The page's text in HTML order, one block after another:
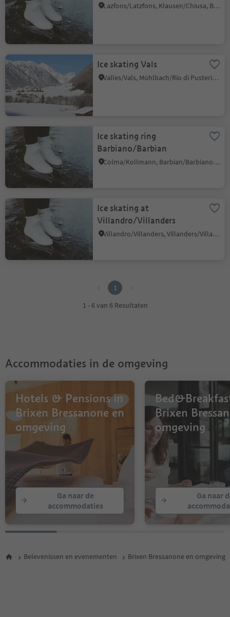
Lazfons/Latzfons, Klausen/Chiusa, Brixen/Bressanone and environs
Ice skating Vals
Valles/Vals, Mühlbach/Rio di Pusteria, Brixen/Bressanone and environs
Ice skating ring
Barbiano/Barbian
Colma/Kollmann, Barbian/Barbiano, Brixen/Bressanone and environs
Ice skating at
Villandro/Villanders
Villandro/Villanders, Villanders/Villandro, Brixen/Bressanone and environs
1
1 - 6 van 6 Resultaten
Accommodaties in de omgeving
Hotels & Pensions in
Brixen Bressanone en
omgeving
Ga naar de
accommodaties
Brixen
omgeving
Ga naar
Belevenissen en evenementen Brixen Bressanone en omgeving